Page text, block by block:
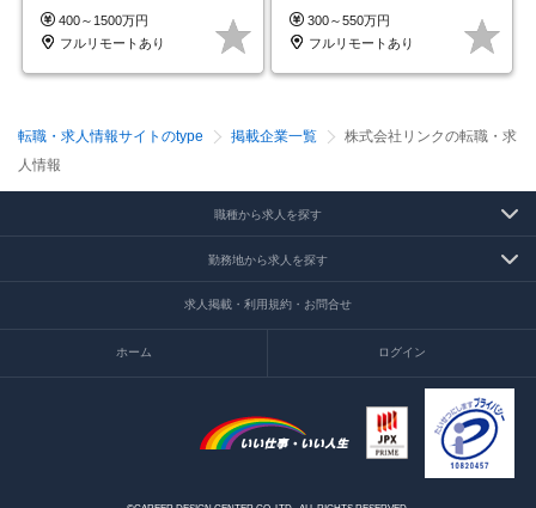
◆10名の採用が決定◆
400～1500万円
フルリモートあり
で18時退勤◎
300～550万円
フルリモートあり
転職・求人情報サイトのtype 掲載企業一覧
株式会社リンクの転職・求
人情報
職種から求人を探す
勤務地から求人を探す
求人掲載・利用規約・お問合せ
ホーム ログイン